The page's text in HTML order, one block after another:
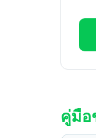
คู่มือ